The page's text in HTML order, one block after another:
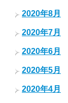
2020年8月
2020年7月
2020年6月
2020年5月
2020年4月